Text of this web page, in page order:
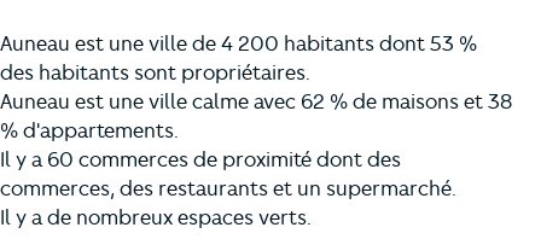
Auneau est une ville de 4 200 habitants dont 53 %
des habitants sont propriétaires.
Auneau est une ville calme avec 62 % de maisons et 38
% d'appartements.
Il y a 60 commerces de proximité dont des
commerces, des restaurants et un supermarché.
Il y a de nombreux espaces verts.